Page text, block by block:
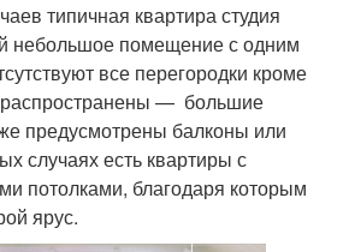
типичная квартира студия
небольшое помещение с одним
все перегородки кроме
— большие
предусмотрены балконы или
случаях есть квартиры с
потолками, благодаря которым
ярус.